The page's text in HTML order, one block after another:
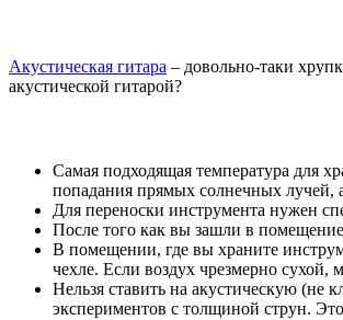
Акустическая гитара – довольно-таки
акустической гитарой?
Самая подходящая температура для
попадания прямых солнечных лучей,
Для переноски инструмента нужен
После того как вы зашли в
В помещении, где вы храните
чехле. Если воздух чрезмерно сухой,
Нельзя ставить на акустическую (не
экспериментов с толщиной струн.